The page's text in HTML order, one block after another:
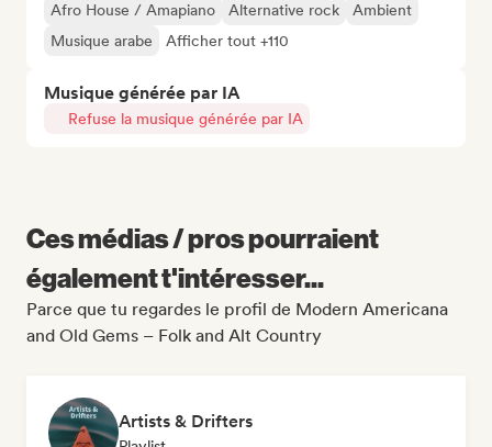
Afro House / Amapiano
Alternative rock
Ambient
Musique arabe
Afficher tout +110
Musique générée par IA
Refuse la musique générée par IA
Ces médias / pros pourraient
également t'intéresser...
Parce que tu regardes le profil de Modern Americana
and Old Gems – Folk and Alt Country
Artists & Drifters